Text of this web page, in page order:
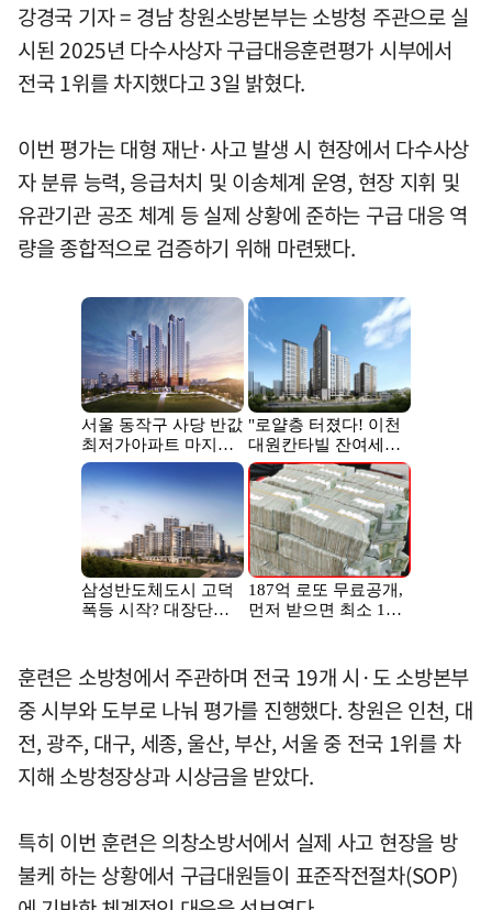
강경국 기자 = 경남 창원소방본부는 소방청 주관으로 실
시된 2025년 다수사상자 구급대응훈련평가 시부에서
전국 1위를 차지했다고 3일 밝혔다.
이번 평가는 대형 재난·사고 발생 시 현장에서 다수사상
자 분류 능력, 응급처치 및 이송체계 운영, 현장 지휘 및
유관기관 공조 체계 등 실제 상황에 준하는 구급 대응 역
량을 종합적으로 검증하기 위해 마련됐다.
훈련은 소방청에서 주관하며 전국 19개 시·도 소방본부
중 시부와 도부로 나눠 평가를 진행했다. 창원은 인천, 대
전, 광주, 대구, 세종, 울산, 부산, 서울 중 전국 1위를 차
지해 소방청장상과 시상금을 받았다.
특히 이번 훈련은 의창소방서에서 실제 사고 현장을 방
불케 하는 상황에서 구급대원들이 표준작전절차(SOP)